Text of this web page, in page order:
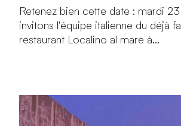
Retenez bien cette date : mardi
invitons l'équipe italienne du déjà
restaurant Localino al mare à...